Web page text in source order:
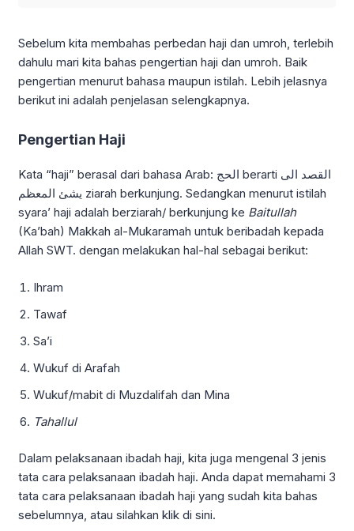
Sebelum kita membahas perbedan haji dan umroh, terlebih
dahulu mari kita bahas pengertian haji dan umroh. Baik
pengertian menurut bahasa maupun istilah. Lebih jelasnya
berikut ini adalah penjelasan selengkapnya.
Pengertian Haji
Kata “haji” berasal dari bahasa Arab: الحج berarti القصد الى
يشئ المعظم ziarah berkunjung. Sedangkan menurut istilah
syara’ haji adalah berziarah/ berkunjung ke Baitullah
(Ka’bah) Makkah al-Mukaramah untuk beribadah kepada
Allah SWT. dengan melakukan hal-hal sebagai berikut:
Ihram
Tawaf
Sa’i
Wukuf di Arafah
Wukuf/mabit di Muzdalifah dan Mina
Tahallul
Dalam pelaksanaan ibadah haji, kita juga mengenal 3 jenis
tata cara pelaksanaan ibadah haji. Anda dapat memahami 3
tata cara pelaksanaan ibadah haji yang sudah kita bahas
sebelumnya, atau silahkan klik di sini.